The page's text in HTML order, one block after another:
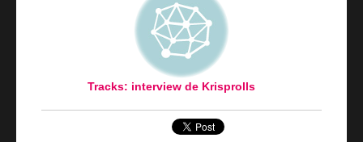
Tracks: interview de Krisprolls